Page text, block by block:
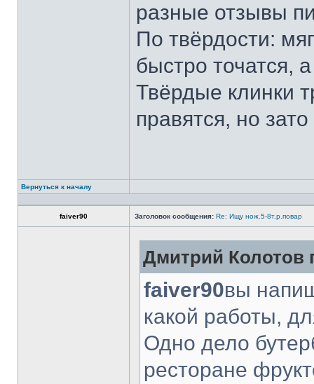
разные отзывы
По твёрдости:
быстро точатся,
Твёрдые клинки
правятся, но
Вернуться к началу
faiver90 Заголовок сообщения: Re: Ищу нож.5-8т.р.повар
Дмитрий Колотов
faiver90вы
какой работы,
Одно дело
ресторане